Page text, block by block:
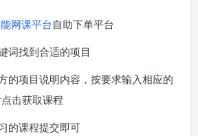
网课平台自助下单平台
词找到合适的项目
的项目说明内容，按要求输入相应的
击获取课程
的课程提交即可